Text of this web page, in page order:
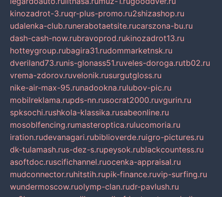
kinozadrot-3.ruqr-plus-promo.ru2shizashop.ru
udalenka-club.runerabotaetsite.rucarszona-bu.ru
dash-cash-now.rubravoprod.rukinozadrot13.ru
hotteygroup.rubagira31.rudommarketnsk.ru
dveriland73.runis-glonass51.ruveles-doroga.rutb02.ru
vrema-zdorov.ruvelonik.rusurgutgloss.ru
nike-air-max-95.runadookna.rulubov-pic.ru
mobilreklama.rupds-nn.rusocrat2000.ruvgurin.ru
spksochi.rushkola-klassika.rusabeonline.ru
mosoblfencing.rumasteroptica.rulucomoria.ru
iration.rudevanagari.rubiblioverde.ruigro-pictures.ru
dk-tulamash.rus-dez-s.rupeysok.rublackcountess.ru
asoftdoc.ruscifichannel.ruocenka-appraisal.ru
mudconnector.ruhitstih.rupik-finance.ruvip-surfing.ru
wundermoscow.ruolymp-clan.rudr-pavlush.ru